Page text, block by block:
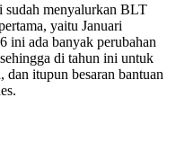
sudah menyalurkan BLT
yaitu Januari
ini ada banyak perubahan
di tahun ini untuk
itupun besaran bantuan